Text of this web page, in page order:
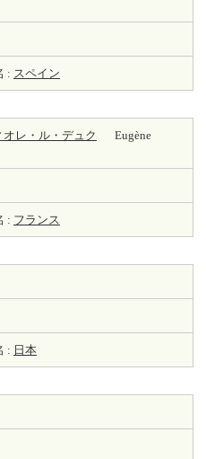
: スペイン
レ・ル・デュク
Eugène
: フランス
: 日本